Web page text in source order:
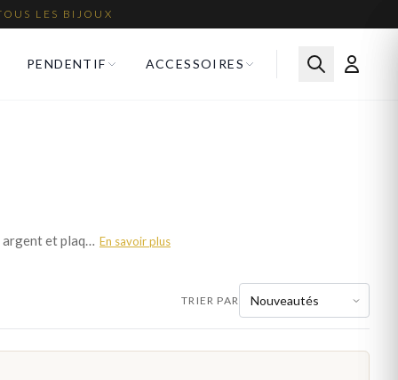
LES BIJOUX
PENDENTIF ACCESSOIRES
Portez fièrement la lettre I en pendentif ou en breloque. Nos bijoux lettre I sont disponibles en or, argent et plaqué or. Livraison offerte en France. En savoir plus
TRIER PAR